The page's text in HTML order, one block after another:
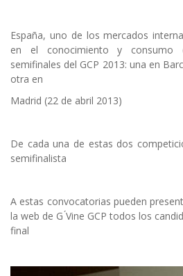
España, uno de los mercados
en el conocimiento y consumo
semifinales del GCP 2013: una en
otra en
Madrid (22 de abril 2013)
De cada una de estas dos
semifinalista
A estas convocatorias pueden
la web de G ́Vine GCP todos los
final